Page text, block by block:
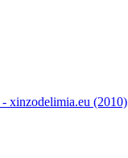
xinzodelimia.eu (2010)